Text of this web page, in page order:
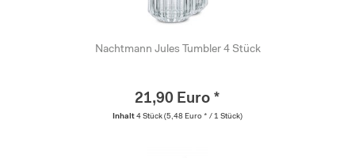
Nachtmann Jules Tumbler 4 Stück
21,90 Euro *
Inhalt 4 Stück (5,48 Euro * / 1 Stück)